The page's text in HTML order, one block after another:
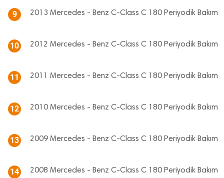
9 2013 Mercedes - Benz C-Class C 180 Periyodik Bakım
10 2012 Mercedes - Benz C-Class C 180 Periyodik Bakım
11 2011 Mercedes - Benz C-Class C 180 Periyodik Bakım
12 2010 Mercedes - Benz C-Class C 180 Periyodik Bakım
13 2009 Mercedes - Benz C-Class C 180 Periyodik Bakım
14 2008 Mercedes - Benz C-Class C 180 Periyodik Bakım